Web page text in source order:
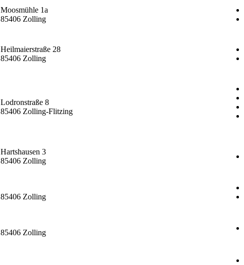
Moosmühle 1a
85406 Zolling
Heilmaierstraße 28
85406 Zolling
Lodronstraße 8
85406 Zolling-Flitzing
Hartshausen 3
85406 Zolling
85406 Zolling
85406 Zolling